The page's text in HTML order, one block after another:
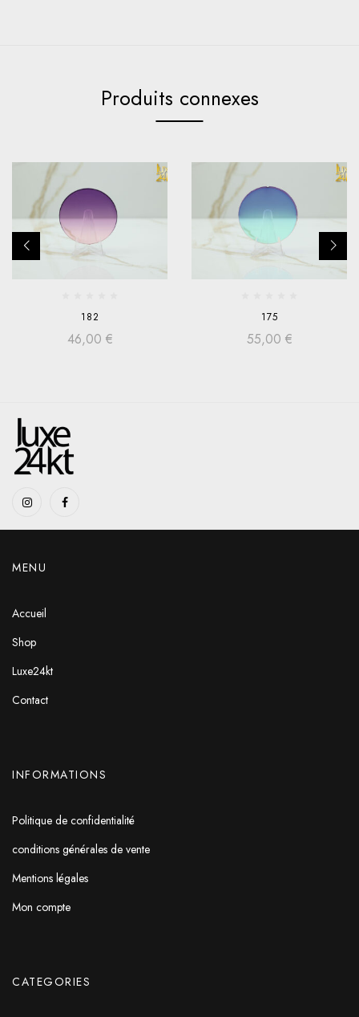
Produits connexes
182
46,00 €
175
55,00 €
MENU
Accueil
Shop
Luxe24kt
Contact
INFORMATIONS
Politique de confidentialité
conditions générales de vente
Mentions légales
Mon compte
CATEGORIES